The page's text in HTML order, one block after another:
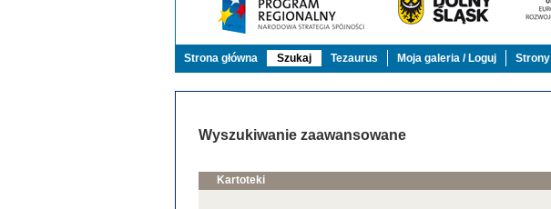
Strona główna Szukaj Tezaurus Moja galeria / Loguj Strony
Wyszukiwanie zaawansowane
Kartoteki